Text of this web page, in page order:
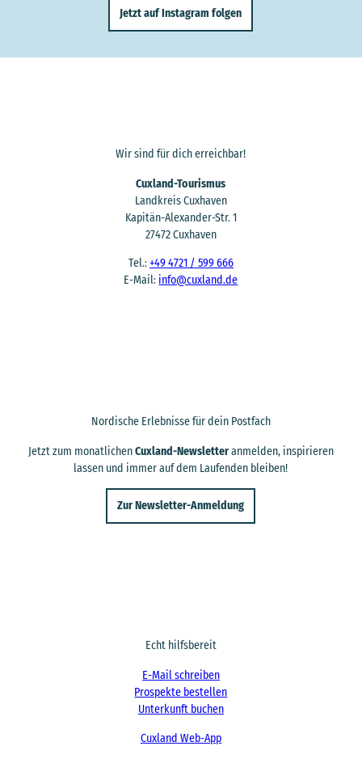
Jetzt auf Instagram folgen
Wir sind für dich erreichbar!
Cuxland-Tourismus
Landkreis Cuxhaven
Kapitän-Alexander-Str. 1
27472 Cuxhaven
Tel.:+49 4721 / 599 666
E-Mail: info@cuxland.de
Nordische Erlebnisse für dein Postfach
Jetzt zum monatlichenCuxland-Newsletteranmelden, inspirieren
lassen und immer auf dem Laufenden bleiben!
Zur Newsletter-Anmeldung
Echt hilfsbereit
E-Mail schreiben
Prospekte bestellen
Unterkunft buchen
Cuxland Web-App